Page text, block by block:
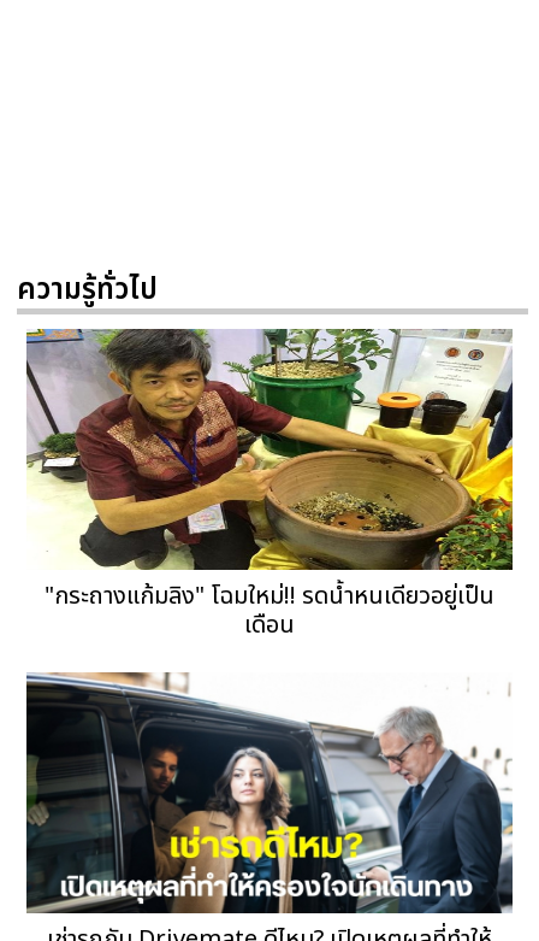
ความรู้ทั่วไป
"กระถางแก้มลิง" โฉมใหม่!! รดน้ำหนเดียวอยู่เป็น
เดือน